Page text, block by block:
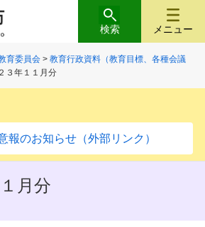
メニュー
検索
育委員会 >教育行政資料（教育目標、各種会議
３年１１月分
報のお知らせ（外部リンク）
月分